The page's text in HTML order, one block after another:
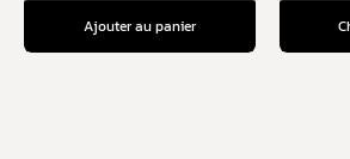
Ajouter au panier